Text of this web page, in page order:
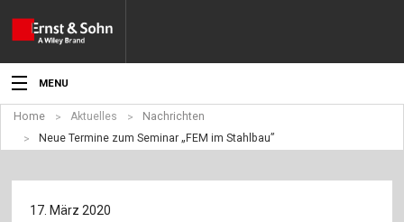
MENU
Aktuelles
Angebote
Home Aktuelles
Nachrichten
Neue Termine zum Seminar „FEM im Stahlbau”
17. März 2020